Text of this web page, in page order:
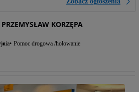
KORZĘPA
Pomoc drogowa /holowanie